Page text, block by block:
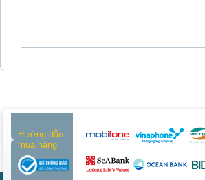
Hướng dẫn
mua hàng